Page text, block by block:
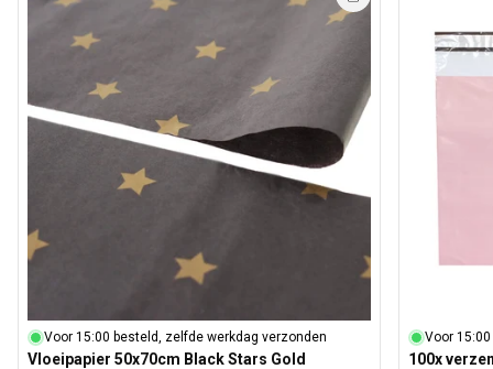
Voor 15:00 besteld, zelfde werkdag verzonden
Vloeipapier 50x70cm Black Stars Gold
Voor
100x